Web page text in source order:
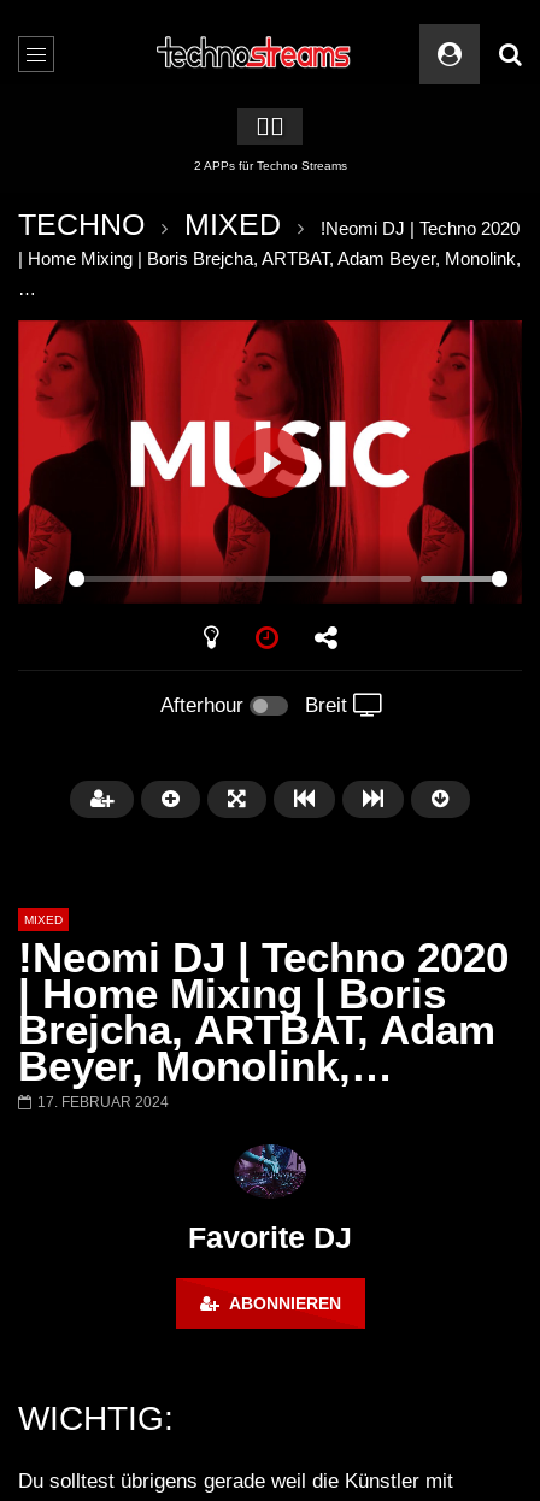
🏳️‍🌈
2 APPs für Techno Streams
TECHNO MIXED
!Neomi DJ | Techno 2020
| Home Mixing | Boris Brejcha, ARTBAT, Adam Beyer, Monolink,
…
PLAY
PLAY
Afterhour Breit
Später
Barbara Lago @ Kappa
FuturFestival 2024
THEMBA @
MIXED
!Neomi DJ | Techno 2020
| Home Mixing | Boris
Brejcha, ARTBAT, Adam
Beyer, Monolink,…
17. FEBRUAR 2024
Favorite DJ
ABONNIEREN
WICHTIG:
Du solltest übrigens gerade weil die Künstler mit